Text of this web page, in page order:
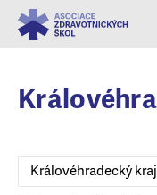
Královéhradecký kraj